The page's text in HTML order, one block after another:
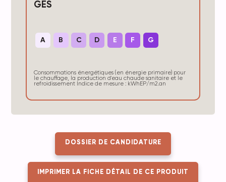
GES
A B C D E F G
Consommations énergétiques (en énergie primaire) pour
le chauffage, la production d'eau chaude sanitaire et le
refroidissement Indice de mesure : kWhEP/m2.an
DOSSIER DE CANDIDATURE
IMPRIMER LA FICHE DÉTAIL DE CE PRODUIT